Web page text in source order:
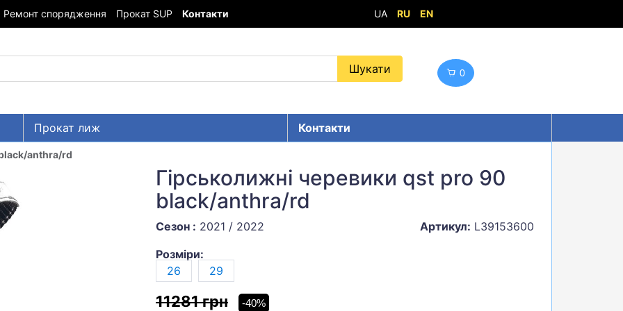
Ремонт спорядження Прокат SUP Контакти UA RU EN
0
Прокат лиж
Контакти
anthra/rd
Гірськолижні черевики qst pro 90
black/anthra/rd
Сезон : 2021 / 2022 Артикул: L39153600
Розміри:
26
29
11281 грн -40%